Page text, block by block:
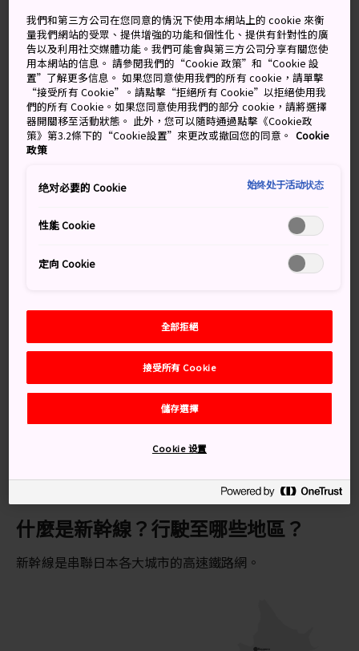
日本的列車種類有哪些？
普通列車：每站停車，適合短程移動。
快速列車：不停靠小站，無需加價。
急行列車：停靠站更少，除了一般乘車券外可能需另外
購買特急券。
特急／特別急行列車：設有對號座位，適合城市間的長
新幹線：連接全國主要城市的高速列車網絡，需加收費
© JR東日本
什麼是新幹線？行駛至哪些地區？
新幹線是串聯日本各大城市的高速鐵路網。
我們和第三方公司在您同意的情況下使用本網站上的 cookie 來衡
量我們網站的受眾、提供增強的功能和個性化、提供有針對性的廣
告以及利用社交媒體功能。我們可能會與第三方公司分享有關您使
用本網站的信息。 請參閱我們的“Cookie 政策”和“Cookie 設
置”了解更多信息。 如果您同意使用我們的所有 cookie，請單擊
“接受所有 Cookie”。請點擊“拒絕所有 Cookie”以拒絕使用我
們的所有 Cookie。如果您同意使用我們的部分 cookie，請將選擇
器開關移至活動狀態。 此外，您可以隨時通過點擊《Cookie政
策》第3.2條下的“Cookie設置”來更改或撤回您的同意。 Cookie
政策
绝对必要的 Cookie 始终处于活动状态
性能 Cookie
定向 Cookie
全部拒絕
接受所有 Cookie
儲存選擇
Cookie 设置